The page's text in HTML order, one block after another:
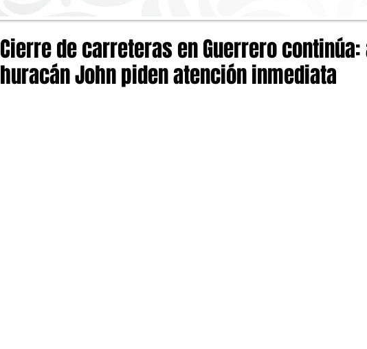
Cierre de carreteras en Guerrero
huracán John piden atención inmediata